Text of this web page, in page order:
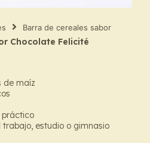
Barra de cereales sabor
Chocolate Felicité
de maíz
práctico
estudio o gimnasio